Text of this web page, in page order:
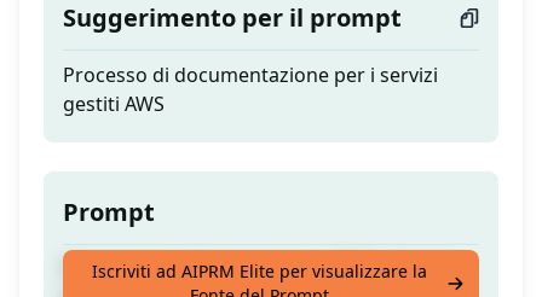
Suggerimento per il prompt
Processo di documentazione per i servizi
gestiti AWS
Prompt
Processo+ documentazione +AWS + Servizi
Iscriviti ad AIPRM Elite per visualizzare la